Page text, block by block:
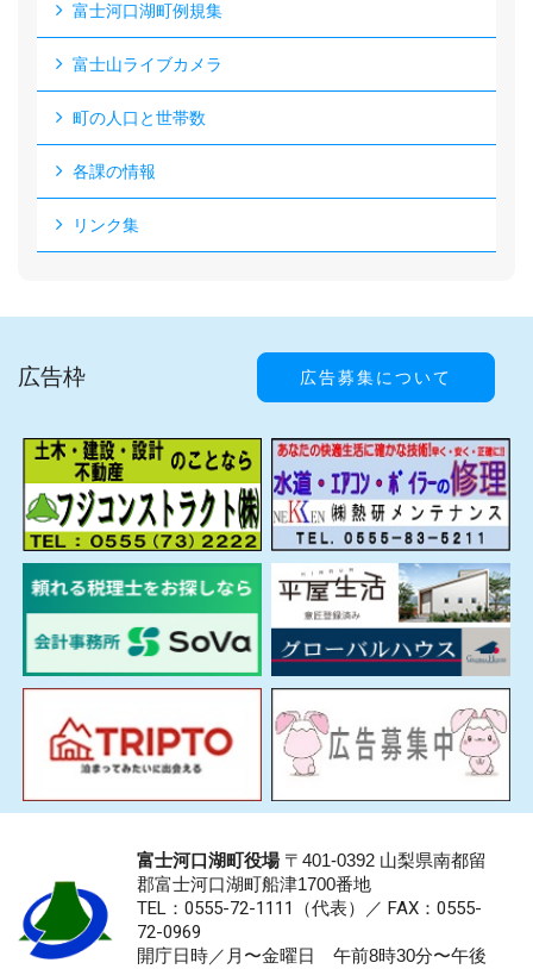
富士河口湖町例規集
富士山ライブカメラ
町の人口と世帯数
各課の情報
リンク集
広告枠 広告募集について
富士河口湖町役場〒401-0392 山梨県南都留
郡富士河口湖町船津1700番地
TEL：0555-72-1111 （代表）／ FAX：0555-
72-0969
開庁日時／月〜金曜日 午前8時30分〜午後